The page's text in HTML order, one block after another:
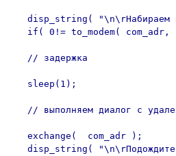
disp_string( "\n\rНабираем
if( 0!= to_modem( com_adr,
   // задержка
   sleep(1);
// выполняем диалог с
   exchange(  com_adr );
disp_string(